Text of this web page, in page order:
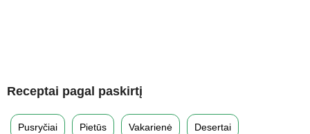
Receptai pagal paskirtį
Pusryčiai Pietūs Vakarienė Desertai